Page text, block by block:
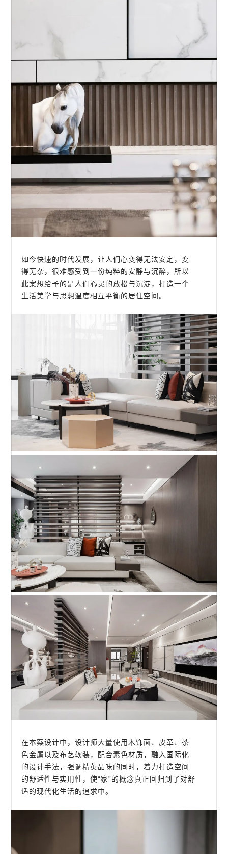
如今快速的时代发展，让人们心变得无法安定，变
得芜杂，很难感受到一份纯粹的安静与沉醉，所以
此案想给予的是人们心灵的放松与沉淀，打造一个
生活美学与思想温度相互平衡的居住空间。
在本案设计中，设计师大量使用木饰面、皮革、茶
色金属以及布艺软装，配合素色材质，融入国际化
的设计手法，强调精英品味的同时，着力打造空间
的舒适性与实用性，使“家”的概念真正回归到了对舒
适的现代化生活的追求中。